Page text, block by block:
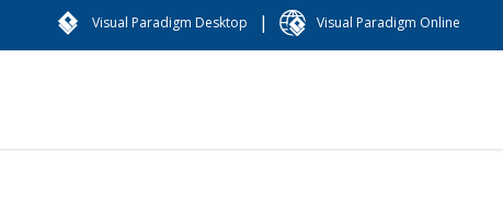
Visual Paradigm Desktop | Visual Paradigm Online